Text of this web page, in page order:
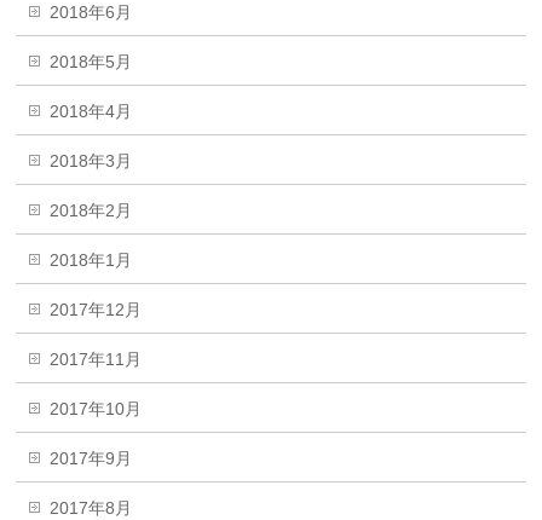
2018年6月
2018年5月
2018年4月
2018年3月
2018年2月
2018年1月
2017年12月
2017年11月
2017年10月
2017年9月
2017年8月